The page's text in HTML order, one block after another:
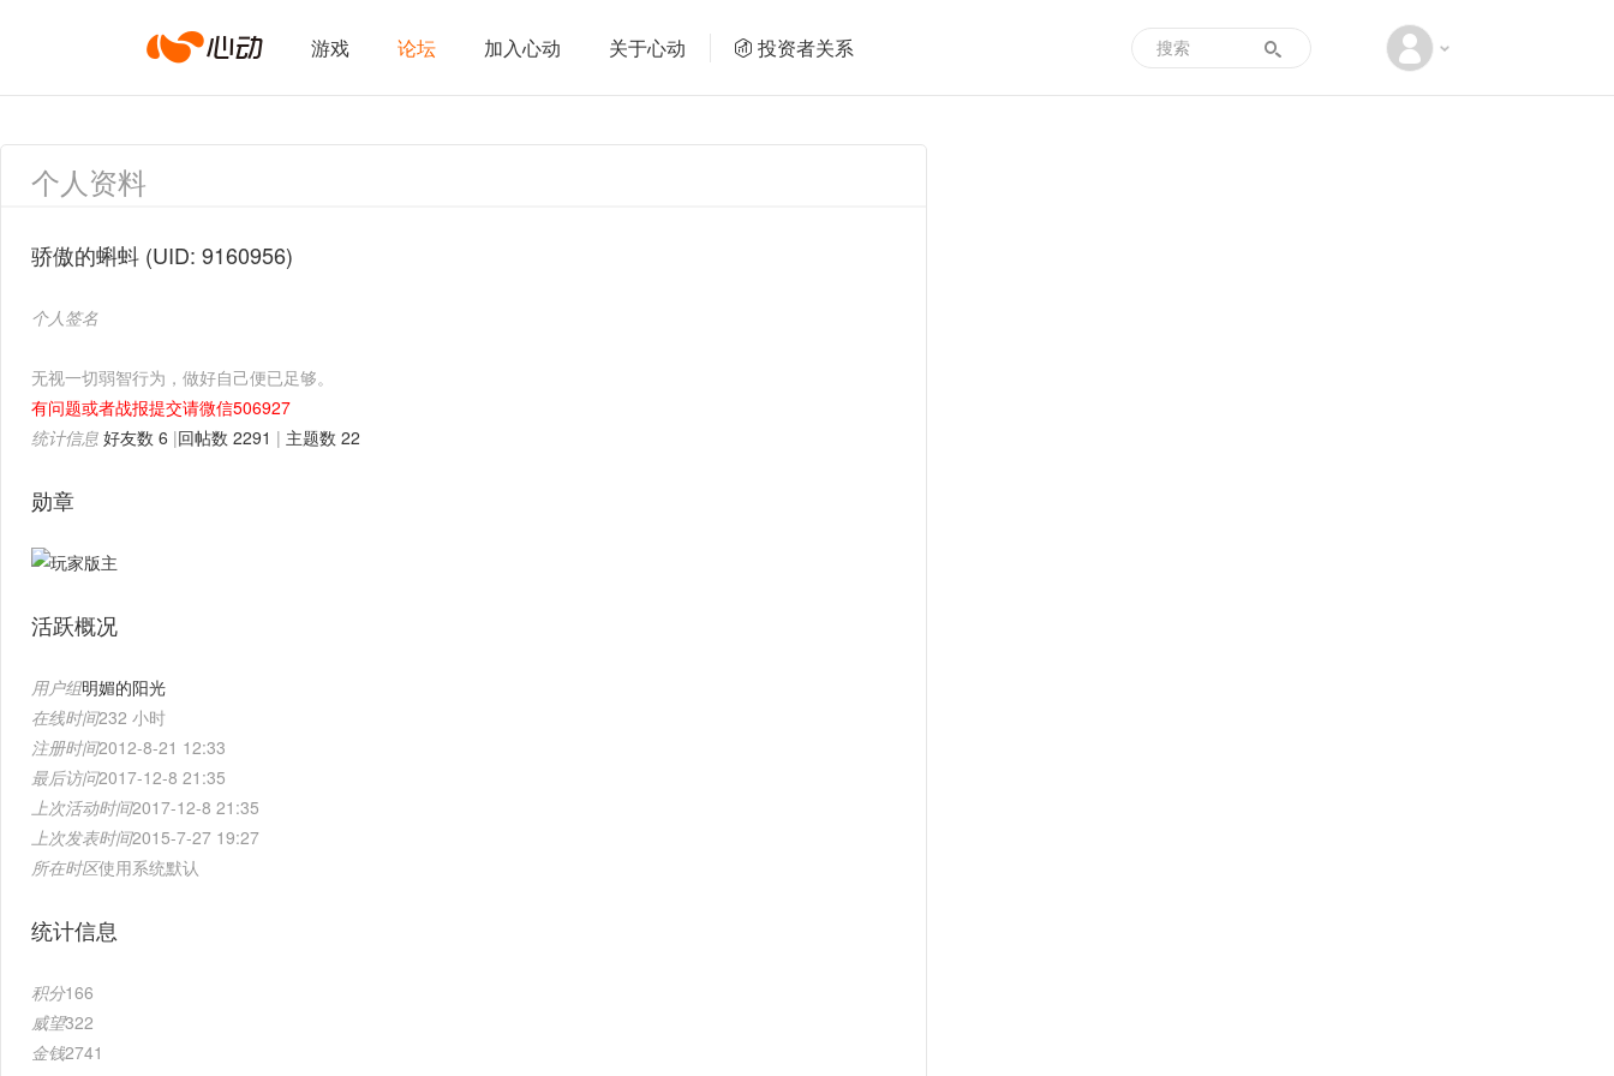
心
动
游戏 论坛 加入心动 关于心动 投资者关系
个人资料
骄傲的蝌蚪 (UID: 9160956)
个人签名
无视一切弱智行为，做好自己便已足够。
有问题或者战报提交请微信506927
统计信息 好友数 6 |回帖数 2291 | 主题数 22
勋章
活跃概况
用户组明媚的阳光
在线时间232 小时
注册时间2012-8-21 12:33
最后访问2017-12-8 21:35
上次活动时间2017-12-8 21:35
上次发表时间2015-7-27 19:27
所在时区使用系统默认
统计信息
积分166
威望322
金钱2741